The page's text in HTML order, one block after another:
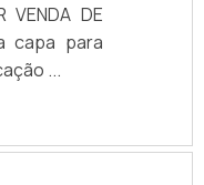
VENDA DE
capa para
...